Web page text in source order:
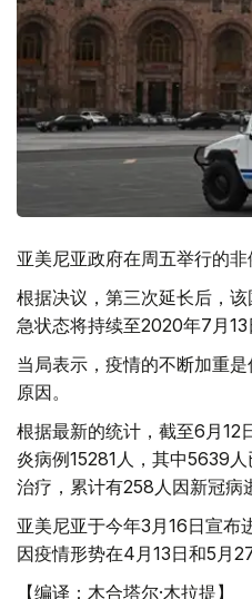
亚美尼亚政府在周五举行的非
根据决议，第三次延长后，
急状态将持续至2020年7月13
当局表示，疫情的不断加重
原因。
根据最新的统计，截至6月12
炎病例15281人，其中5639
治疗，累计有258人因新冠病
亚美尼亚于今年3月16日宣布
因疫情形势在4月13日和5月
【编译：木合塔尔·木拉提】